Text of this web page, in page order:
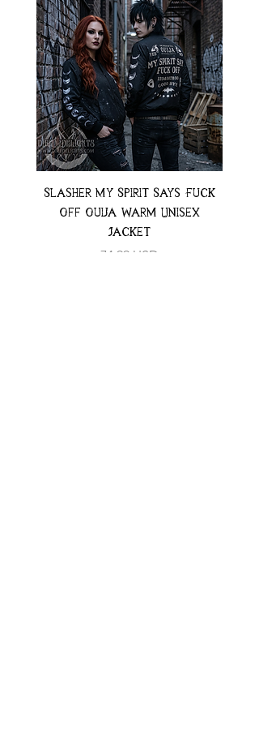
Slasher My Spirit Says Fuck
Off Ouija Warm Unisex
Jacket
Preț
74,99 USD